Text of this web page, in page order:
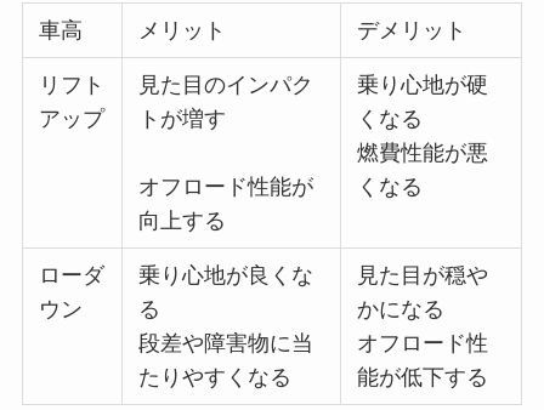
車高 メリット デメリット
リフト
アップ
見た目のインパク
トが増す
オフロード性能が
向上する
乗り心地が硬
くなる
燃費性能が悪
くなる
ローダ
ウン
乗り心地が良くな
る
段差や障害物に当
たりやすくなる
見た目が穏や
かになる
オフロード性
能が低下する